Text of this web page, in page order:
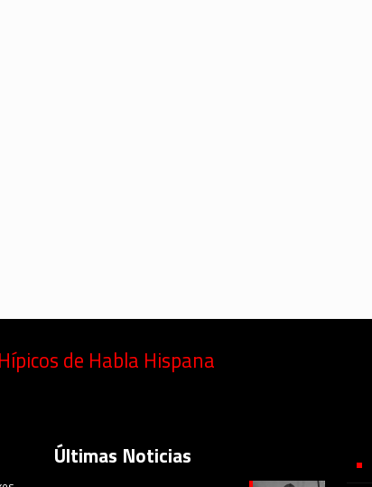
de Habla Hispana
Últimas Noticias